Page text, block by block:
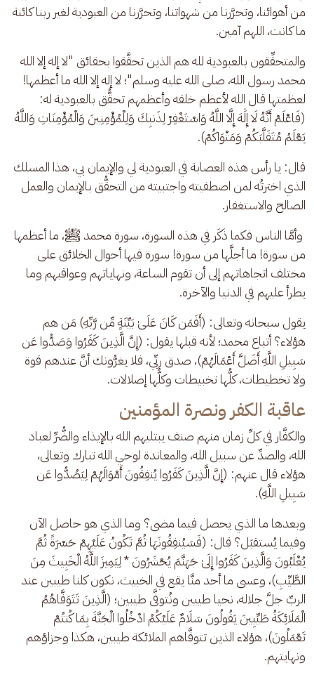
من أهوائنا، وتحرَّرنا من شهواتنا، وتحرَّرنا من العبودية لغير ربنا كائنة
ما كانت، اللهم آمين.
والمتحقِّقون بالعبودية لله هم الذين تحقَّقوا بحقائق "لا إله إلا الله
محمد رسول الله، صلى الله عليه وسلم"؛ لا إله إلا الله ما أعظمها!
لعظمتها قال الله لأعظم خلقه وأعظمهم تحقُّق بالعبودية له:
(فَاعْلَمْ أَنَّهُ لَا إِلَٰهَ إِلَّا اللَّهُ وَاسْتَغْفِرْ لِذَنبِكَ وَلِلْمُؤْمِنِينَ وَالْمُؤْمِنَاتِ وَاللَّهُ
يَعْلَمُ مُتَقَلَّبَكُمْ وَمَثْوَاكُمْ).
قال: يا رأس هذه العصابة في العبودية لي والإيمان بي، هذا المسلك
الذي اخترتُه لمن اصطفيته واجتبيته من التحقُّق بالإيمان والعمل
الصالح والاستغفار.
وأمَّا الناس فكما ذَكَر في هذه السورة، سورة محمد ﷺ، ما أعظمها
من سورة! ما أجلَّها من سورة! سورة فيها أحوال الخلائق على
مختلف اتجاهاتهم إلى أن تقوم الساعة، ونهاياتهم وعواقبهم وما
يطرأ عليهم في الدنيا والآخرة.
يقول سبحانه وتعالى: (أَفَمَن كَانَ عَلَىٰ بَيِّنَةٍ مِّن رَّبِّهِ) مَن هم
هؤلاء؟ أتباع محمد؛ لأنه قبلها يقول: (إِنَّ الَّذِينَ كَفَرُوا وَصَدُّوا عَن
سَبِيلِ اللَّهِ أَضَلَّ أَعْمَالَهُمْ)، صدق ربِّي، فلا يغرُّونك أنَّ عندهم قوة
ولا تخطيطات، كلُّها تخبيطات وكلُّها إضلالات.
عاقبة الكفر ونصرة المؤمنين
والكفَّار في كلِّ زمان منهم صنف يبتليهم الله بالإيذاء والضُّرِّ لعباد
الله، والصدِّ عن سبيل الله، والمعاندة لوحي الله تبارك وتعالى،
هؤلاء قال عنهم: (إِنَّ الَّذِينَ كَفَرُوا يُنفِقُونَ أَمْوَالَهُمْ لِيَصُدُّوا عَن
سَبِيلِ اللَّهِ).
وبعدها ما الذي يحصل فيما مضى؟ وما الذي هو حاصل الآن
وفيما يُستقبَل؟ قال: (فَسَيُنفِقُونَهَا ثُمَّ تَكُونُ عَلَيْهِمْ حَسْرَةً ثُمَّ
يُغْلَبُونَ وَالَّذِينَ كَفَرُوا إِلَىٰ جَهَنَّمَ يُحْشَرُونَ * لِيَمِيزَ اللَّهُ الْخَبِيثَ مِنَ
الطَّيِّبِ)، وعسى ما أحد منَّا يقع في الخبيث، نكون كلنا طيبين عند
الربِّ جلَّ جلاله، نحيا طيبين ونُتوفَّى طيبين؛ (الَّذِينَ تَتَوَفَّاهُمُ
الْمَلَائِكَةُ طَيِّبِينَ يَقُولُونَ سَلَامٌ عَلَيْكُمُ ادْخُلُوا الْجَنَّةَ بِمَا كُنتُمْ
تَعْمَلُونَ)، هؤلاء الذين تتوفَّاهم الملائكة طيبين، هكذا وجزاؤهم
ونهايتهم.